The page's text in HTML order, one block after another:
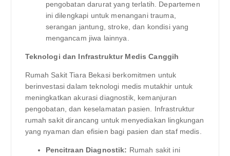
pengobatan darurat yang terlatih. Departemen
ini dilengkapi untuk menangani trauma,
serangan jantung, stroke, dan kondisi yang
mengancam jiwa lainnya.
Teknologi dan Infrastruktur Medis Canggih
Rumah Sakit Tiara Bekasi berkomitmen untuk
berinvestasi dalam teknologi medis mutakhir untuk
meningkatkan akurasi diagnostik, kemanjuran
pengobatan, dan keselamatan pasien. Infrastruktur
rumah sakit dirancang untuk menyediakan lingkungan
yang nyaman dan efisien bagi pasien dan staf medis.
Pencitraan Diagnostik: Rumah sakit ini